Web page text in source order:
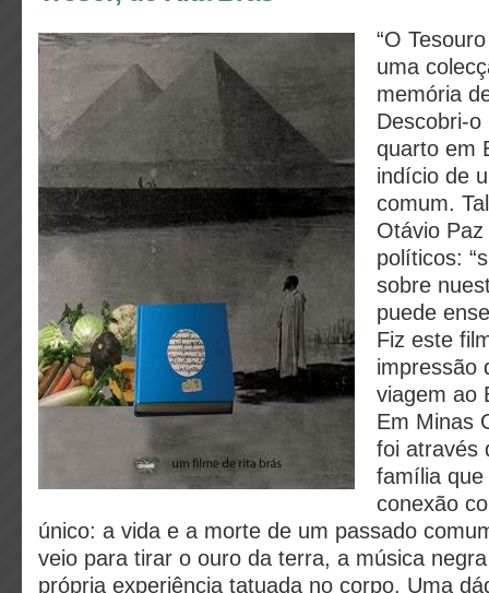
“O
uma
memória
Descobri-
quarto em
indício de
comum.
Otávio
políticos:
sobre
puede
Fiz este
impressão
viagem ao
Em Minas
foi através
família
conexão
único: a vida e a morte de um passado
veio para tirar o ouro da terra, a música
própria experiência tatuada no corpo. Uma